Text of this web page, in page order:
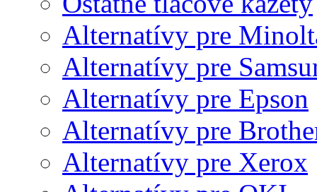
Alternatívy pre
Alternatívy pre
Alternatívy pre Epson
Alternatívy pre
Alternatívy pre Xerox